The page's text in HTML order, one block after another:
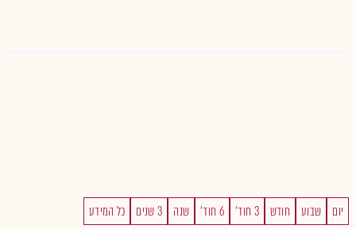
יום שבוע חודש 3 חוד' 6 חוד' שנה 3 שנים כל המידע